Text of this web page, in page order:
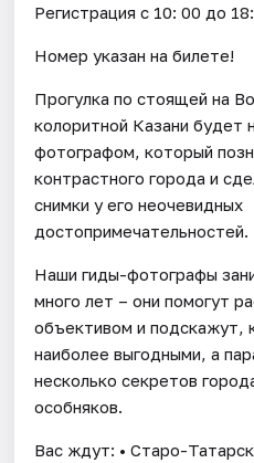
Регистрация с 10: 00 до
Номер указан на билете!
Прогулка по стоящей на
колоритной Казани будет
фотографом, который
контрастного города и
снимки у его неочевидных
достопримечательностей.
Наши гиды-фотографы
много лет – они помогут
объективом и подскажут,
наиболее выгодными, а
несколько секретов
особняков.
Вас ждут: • Старо-